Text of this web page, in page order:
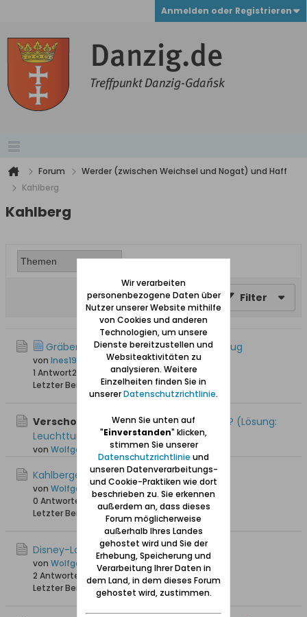
Anmelden oder Registrieren
Forum
Werder (zwischen Weichsel und Nogat) und Haff
Kahlberg
Kahlberg
Filter
Gräber Löwner & Wellm // Piaski/Neukrug
von Ines1980
1 Antwort2.712 Hits 0 Likes
Letzter Beitrag
16.08.2025, 07:18
Verschoben:
Rätsel: Was und wo ist das? (Lösung:
Leuchtturm Kahlberg)
von Wolfgang
Kahlberger Bierstiefel
von Wolfgang
0 Antworten
14.944 Hits 0 Likes
Letzter Beitrag
09.04.2015, 13:51
Disney-Land Kahlberg / Krynica Morska
von Wolfgang
2 Antworten
10.049 Hits 0 Likes
Letzter Beitrag
07.09.2014, 15:31
Wir verarbeiten
personenbezogene Daten über
Nutzer unserer Website mithilfe
von Cookies und anderen
Technologien, um unsere
Dienste bereitzustellen und
Websiteaktivitäten zu
analysieren. Weitere
Einzelheiten finden Sie in
unsererDatenschutzrichtlinie.
Wenn Sie unten auf
"Einverstanden" klicken,
stimmen Sie unserer
Datenschutzrichtlinie und
unseren Datenverarbeitungs-
und Cookie-Praktiken wie dort
beschrieben zu. Sie erkennen
außerdem an, dass dieses
Forum möglicherweise
außerhalb Ihres Landes
gehostet wird und Sie der
Erhebung, Speicherung und
Verarbeitung Ihrer Daten in
dem Land, in dem dieses Forum
gehostet wird, zustimmen.